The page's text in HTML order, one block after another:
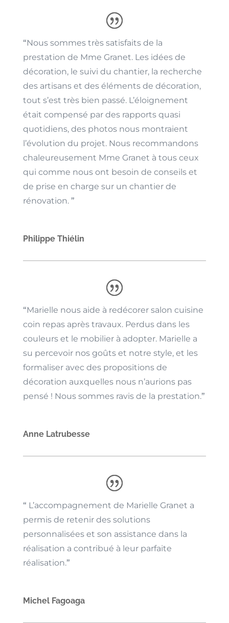
“Nous sommes très satisfaits de la
prestation de Mme Granet. Les idées de
décoration, le suivi du chantier, la recherche
des artisans et des éléments de décoration,
tout s’est très bien passé. L’éloignement
était compensé par des rapports quasi
quotidiens, des photos nous montraient
l’évolution du projet. Nous recommandons
chaleureusement Mme Granet à tous ceux
qui comme nous ont besoin de conseils et
de prise en charge sur un chantier de
rénovation.”
Philippe Thiélin
“Marielle nous aide à redécorer salon cuisine
coin repas après travaux. Perdus dans les
couleurs et le mobilier à adopter. Marielle a
su percevoir nos goûts et notre style, et les
formaliser avec des propositions de
décoration auxquelles nous n’aurions pas
pensé ! Nous sommes ravis de la prestation.”
Anne Latrubesse
“ L’accompagnement de Marielle Granet a
permis de retenir des solutions
personnalisées et son assistance dans la
réalisation a contribué à leur parfaite
réalisation.”
Michel Fagoaga